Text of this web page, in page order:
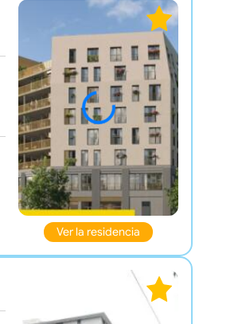
Ver la residencia